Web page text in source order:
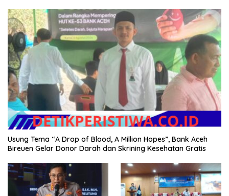
Usung Tema “A Drop of Blood, A Million Hopes”, Bank Aceh
Bireuen Gelar Donor Darah dan Skrining Kesehatan Gratis